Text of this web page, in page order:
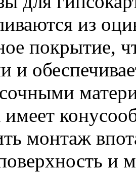
из
покрытие,
и
монтаж
и